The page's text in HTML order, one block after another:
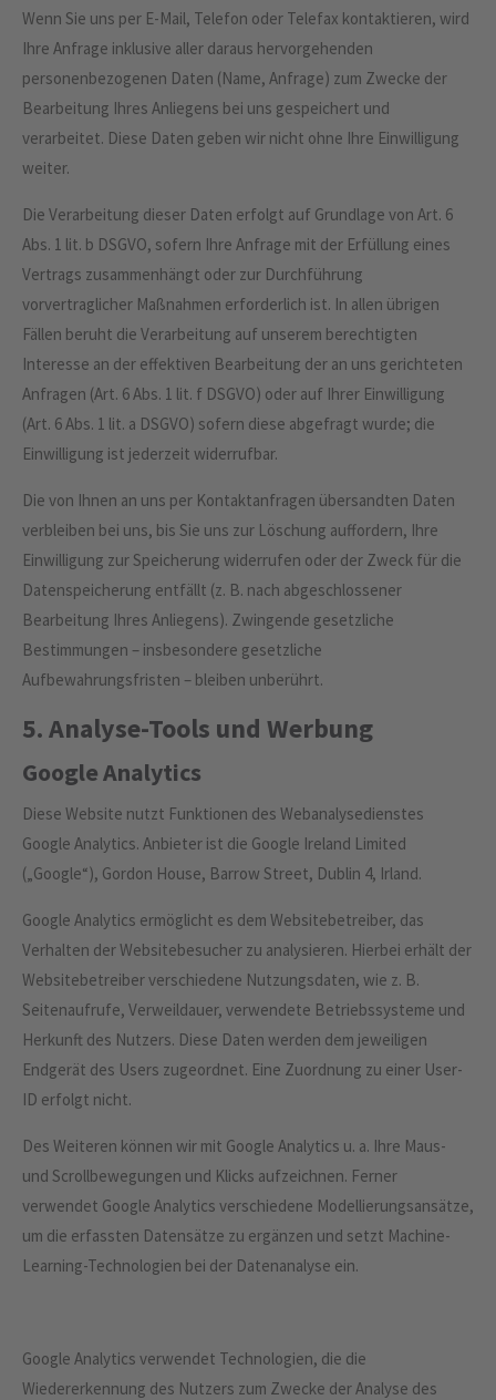
Wenn Sie uns per E-Mail, Telefon oder Telefax kontaktieren, wird
Ihre Anfrage inklusive aller daraus hervorgehenden
personenbezogenen Daten (Name, Anfrage) zum Zwecke der
Bearbeitung Ihres Anliegens bei uns gespeichert und
verarbeitet. Diese Daten geben wir nicht ohne Ihre Einwilligung
weiter.
Die Verarbeitung dieser Daten erfolgt auf Grundlage von Art. 6
Abs. 1 lit. b DSGVO, sofern Ihre Anfrage mit der Erfüllung eines
Vertrags zusammenhängt oder zur Durchführung
vorvertraglicher Maßnahmen erforderlich ist. In allen übrigen
Fällen beruht die Verarbeitung auf unserem berechtigten
Interesse an der effektiven Bearbeitung der an uns gerichteten
Anfragen (Art. 6 Abs. 1 lit. f DSGVO) oder auf Ihrer Einwilligung
(Art. 6 Abs. 1 lit. a DSGVO) sofern diese abgefragt wurde; die
Einwilligung ist jederzeit widerrufbar.
Die von Ihnen an uns per Kontaktanfragen übersandten Daten
verbleiben bei uns, bis Sie uns zur Löschung auffordern, Ihre
Einwilligung zur Speicherung widerrufen oder der Zweck für die
Datenspeicherung entfällt (z. B. nach abgeschlossener
Bearbeitung Ihres Anliegens). Zwingende gesetzliche
Bestimmungen – insbesondere gesetzliche
Aufbewahrungsfristen – bleiben unberührt.
5. Analyse-Tools und Werbung
Google Analytics
Diese Website nutzt Funktionen des Webanalysedienstes
Google Analytics. Anbieter ist die Google Ireland Limited
(„Google“), Gordon House, Barrow Street, Dublin 4, Irland.
Google Analytics ermöglicht es dem Websitebetreiber, das
Verhalten der Websitebesucher zu analysieren. Hierbei erhält der
Websitebetreiber verschiedene Nutzungsdaten, wie z. B.
Seitenaufrufe, Verweildauer, verwendete Betriebssysteme und
Herkunft des Nutzers. Diese Daten werden dem jeweiligen
Endgerät des Users zugeordnet. Eine Zuordnung zu einer User-
ID erfolgt nicht.
Des Weiteren können wir mit Google Analytics u. a. Ihre Maus-
und Scrollbewegungen und Klicks aufzeichnen. Ferner
verwendet Google Analytics verschiedene Modellierungsansätze,
um die erfassten Datensätze zu ergänzen und setzt Machine-
Learning-Technologien bei der Datenanalyse ein.
Google Analytics verwendet Technologien, die die
Wiedererkennung des Nutzers zum Zwecke der Analyse des